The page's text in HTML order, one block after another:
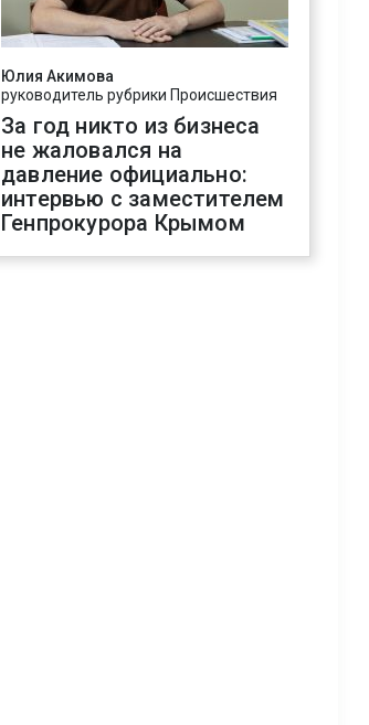
Юлия Акимова
руководитель рубрики Происшествия
За год никто из бизнеса
не жаловался на
давление официально:
интервью с заместителем
Генпрокурора Крымом